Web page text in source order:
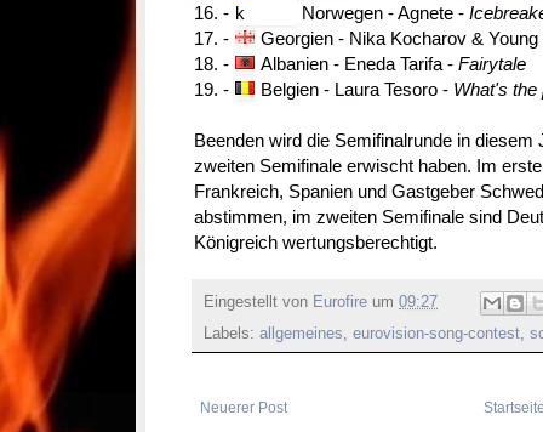
16. - Norwegen - Agnete -
17. -
Georgien - Nika Kocharov &
18. - Albanien - Eneda Tarifa - Fairytale
19. - Belgien - Laura Tesoro - What's the
Beenden wird die Semifinalrunde in
zweiten Semifinale erwischt haben. Im
Frankreich, Spanien und Gastgeber
abstimmen, im zweiten Semifinale sind
Königreich wertungsberechtigt.
Eingestellt von Eurofire um 09:27
Labels: allgemeines, eurovision-song-contest,
Neuerer Post